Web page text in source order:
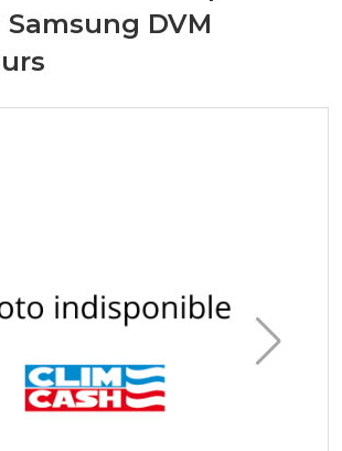
Samsung DVM